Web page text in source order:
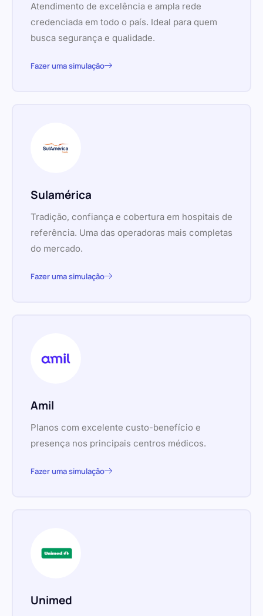
Atendimento de excelência e ampla rede
credenciada em todo o país. Ideal para quem
busca segurança e qualidade.
Fazer uma simulação
Sulamérica
Tradição, confiança e cobertura em hospitais de
referência. Uma das operadoras mais completas
do mercado.
Fazer uma simulação
Amil
Planos com excelente custo-benefício e
presença nos principais centros médicos.
Fazer uma simulação
Unimed